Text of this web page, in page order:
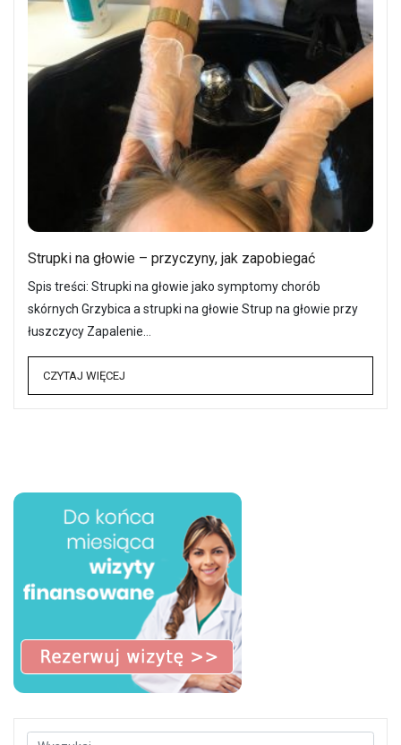
Strupki na głowie – przyczyny, jak zapobiegać
Spis treści: Strupki na głowie jako symptomy chorób
skórnych Grzybica a strupki na głowie Strup na głowie przy
łuszczycy Zapalenie…
CZYTAJ WIĘCEJ